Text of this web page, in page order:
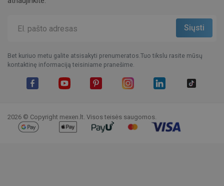
Bet kuriuo metu galite atsisakyti prenumeratos.Tuo tikslu rasite mūsų
kontaktinę informaciją teisiniame pranešime.
2026 © Copyright mexen.lt. Visos teisės saugomos.